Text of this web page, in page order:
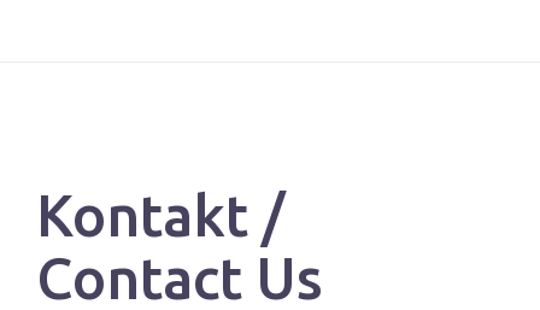
Kontakt /
Contact Us